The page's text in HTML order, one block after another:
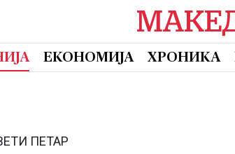
ЕКОНОМИЈА ХРОНИКА
ПЕТАР